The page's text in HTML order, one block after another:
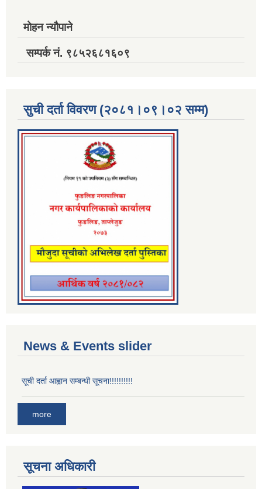
मोहन न्यौपाने
सम्पर्क नं. ९८५२६८१६०९
सुची दर्ता विवरण (२०८१।०९।०२ सम्म)
News & Events slider
सूची दर्ता आह्वान सम्बन्धी सूचना!!!!!!!!!!
more
सूचना अधिकारी